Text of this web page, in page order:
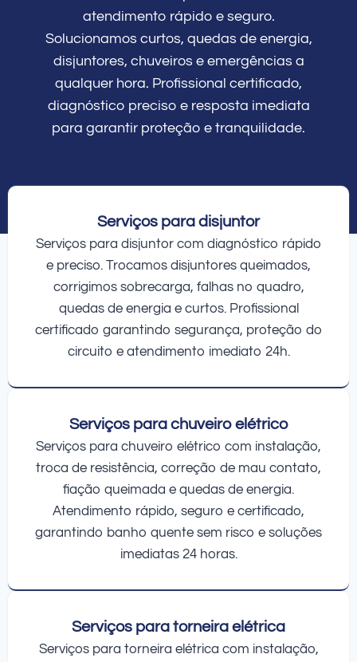
atendimento rápido e seguro.
Solucionamos curtos, quedas de energia,
disjuntores, chuveiros e emergências a
qualquer hora. Profissional certificado,
diagnóstico preciso e resposta imediata
para garantir proteção e tranquilidade.
Serviços para disjuntor
Serviços para disjuntor com diagnóstico rápido
e preciso. Trocamos disjuntores queimados,
corrigimos sobrecarga, falhas no quadro,
quedas de energia e curtos. Profissional
certificado garantindo segurança, proteção do
circuito e atendimento imediato 24h.
Serviços para chuveiro elétrico
Serviços para chuveiro elétrico com instalação,
troca de resistência, correção de mau contato,
fiação queimada e quedas de energia.
Atendimento rápido, seguro e certificado,
garantindo banho quente sem risco e soluções
imediatas 24 horas.
Serviços para torneira elétrica
Serviços para torneira elétrica com instalação,